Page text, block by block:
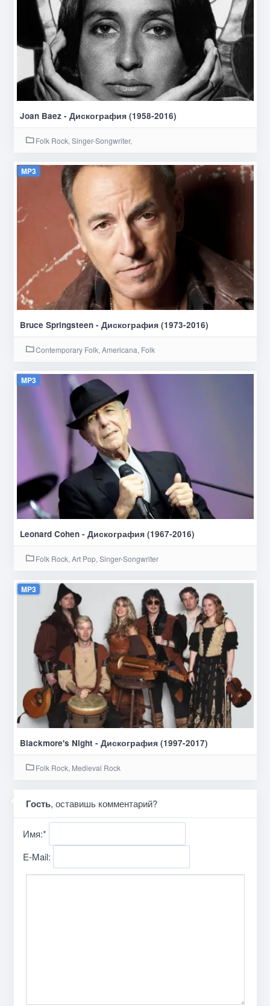
Joan Baez - Дискография (1958-2016)
Folk Rock, Singer-Songwriter,
MP3
Bruce Springsteen - Дискография (1973-2016)
Contemporary Folk, Americana, Folk
MP3
Leonard Cohen - Дискография (1967-2016)
Folk Rock, Art Pop, Singer-Songwriter
MP3
Blackmore's Night - Дискография (1997-2017)
Folk Rock, Medieval Rock
Гость, оставишь комментарий?
Имя:*
E-Mail: